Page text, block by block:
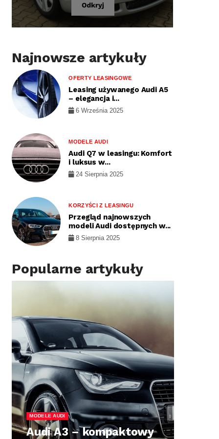
Najnowsze artykuły
OFERTY LEASINGOWE
Leasing używanego Audi A5
– elegancja i...
6 Września 2025
MODELE AUDI
Audi Q7 w leasingu: Komfort
i luksus w...
24 Sierpnia 2025
KORZYŚCI Z LEASINGU
Przegląd najnowszych
modeli Audi dostępnych w...
8 Sierpnia 2025
Popularne artykuły
MODELE AUDI
Audi A3 – kompaktowy